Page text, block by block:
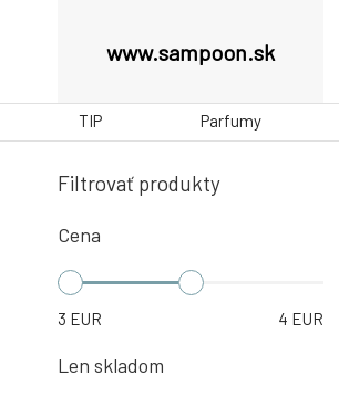
www.sampoon.sk
TIP Parfumy
Filtrovať produkty
Cena
3 EUR 4 EUR
Len skladom